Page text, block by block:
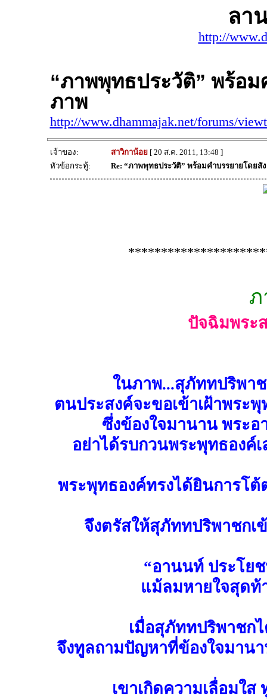
ลา
http://
“ภาพพุทธประวัติ” พร้อ
ภาพ
http://www.dhammajak.net/forums/
เจ้าของ: สาวิกาน้อย[ 20 ส.ค. 2011, 13:48 ]
หัวข้อกระทู้:
Re: “ภาพพุทธประวัติ” พร้อมคำบรรยายโดยสั
ปัจฉิมพระ
ในภาพ...สุภัททปริพา
ตนประสงค์จะขอเข้าเฝ้าพระ
ซึ่งข้องใจมานาน พระอ
อย่าได้รบกวนพระพุทธองค์
พระพุทธองค์ทรงได้ยินการโ
จึงตรัสให้สุภัททปริพาชกเ
“อานนท์ ประโย
แม้ลมหายใจสุดท้
เมื่อสุภัททปริพาชกไ
จึงทูลถามปัญหาที่ข้องใจมาน
เขาเกิดความเลื่อมใ